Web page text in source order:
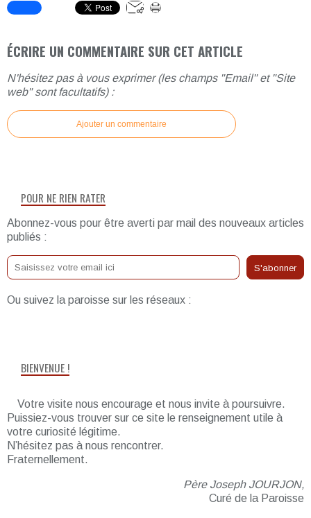
ÉCRIRE UN COMMENTAIRE SUR CET ARTICLE
N'hésitez pas à vous exprimer (les champs "Email" et "Site
web" sont facultatifs) :
Ajouter un commentaire
POUR NE RIEN RATER
Abonnez-vous pour être averti par mail des nouveaux articles
publiés :
Ou suivez la paroisse sur les réseaux :
BIENVENUE !
Votre visite nous encourage et nous invite à poursuivre.
Puissiez-vous trouver sur ce site le renseignement utile à
votre curiosité légitime.
N’hésitez pas à nous rencontrer.
Fraternellement.
Père Joseph JOURJON,
Curé de la Paroisse